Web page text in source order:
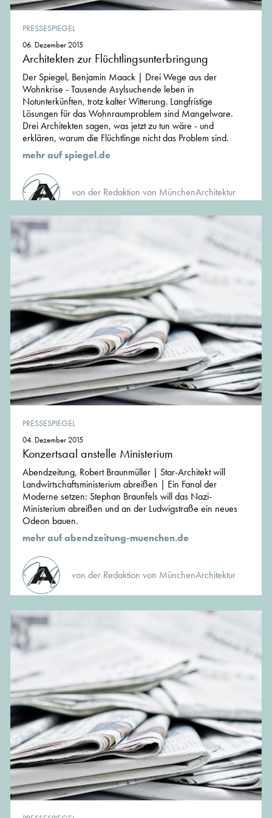
PRESSESPIEGEL
06. Dezember 2015
Architekten zur Flüchtlingsunterbringung
Der Spiegel, Benjamin Maack | Drei Wege aus der
Wohnkrise - Tausende Asylsuchende leben in
Notunterkünften, trotz kalter Witterung. Langfristige
Lösungen für das Wohnraumproblem sind Mangelware.
Drei Architekten sagen, was jetzt zu tun wäre - und
erklären, warum die Flüchtlinge nicht das Problem sind.
mehr auf spiegel.de
von der Redaktion von MünchenArchitektur
PRESSESPIEGEL
04. Dezember 2015
Konzertsaal anstelle Ministerium
Abendzeitung, Robert Braunmüller | Star-Architekt will
Landwirtschaftsministerium abreißen | Ein Fanal der
Moderne setzen: Stephan Braunfels will das Nazi-
Ministerium abreißen und an der Ludwigstraße ein neues
Odeon bauen.
mehr auf abendzeitung-muenchen.de
von der Redaktion von MünchenArchitektur